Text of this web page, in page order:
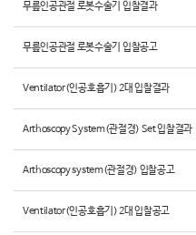
무릎인공관절 로봇수술기 입찰결과
무릎인공관절 로봇수술기 입찰공고
Ventilator(인공호흡기) 2대 입찰결과
Arthoscopy System(관절경) Set 입찰결과
Arthoscopy system(관절경) 입찰공고
Ventilator(인공호흡기) 2대 입찰공고